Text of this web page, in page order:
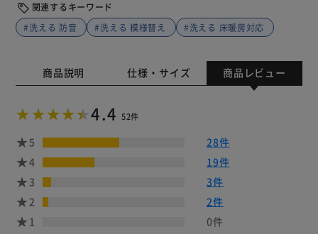
関連するキーワード
#洗える 防音
#洗える 模様替え #洗える 床暖房対応
商品説明 仕様・サイズ 商品レビュー
4.4 52件
5
28件
4
19件
3
3件
2
2件
1
0件